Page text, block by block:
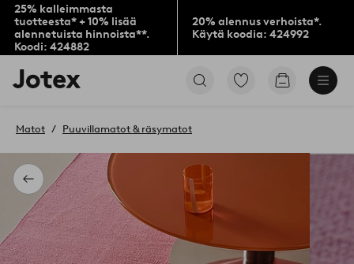
25% kalleimmasta
tuotteesta* + 10% lisää
alennetuista hinnoista**.
Koodi: 424882
20% alennus verhoista*.
Käytä koodia: 424992
Jotex-
logo
aloitussivulle
Siirry
Siirry
Takaisin
Matot Puuvillamatot & räsymatot